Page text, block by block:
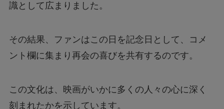
識として広まりました。
その結果、ファンはこの日を記念日として、コメ
ント欄に集まり再会の喜びを共有するのです。
この文化は、映画がいかに多くの人々の心に深く
刻まれたかを示しています。